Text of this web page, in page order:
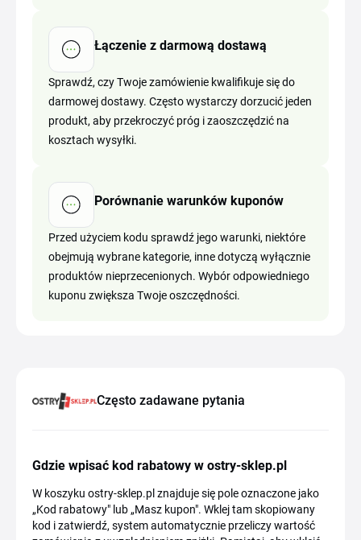
Łączenie z darmową dostawą
Sprawdź, czy Twoje zamówienie kwalifikuje się do
darmowej dostawy. Często wystarczy dorzucić jeden
produkt, aby przekroczyć próg i zaoszczędzić na
kosztach wysyłki.
Porównanie warunków kuponów
Przed użyciem kodu sprawdź jego warunki, niektóre
obejmują wybrane kategorie, inne dotyczą wyłącznie
produktów nieprzecenionych. Wybór odpowiedniego
kuponu zwiększa Twoje oszczędności.
Często zadawane pytania
Gdzie wpisać kod rabatowy w ostry-sklep.pl
W koszyku ostry-sklep.pl znajduje się pole oznaczone jako
„Kod rabatowy" lub „Masz kupon". Wklej tam skopiowany
kod i zatwierdź, system automatycznie przeliczy wartość